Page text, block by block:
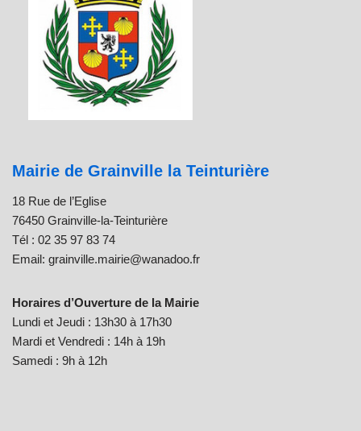
Mairie de Grainville la Teinturière
18 Rue de l’Eglise
76450 Grainville-la-Teinturière
Tél : 02 35 97 83 74
Email: grainville.mairie@wanadoo.fr
Horaires d’Ouverture de la Mairie
Lundi et Jeudi : 13h30 à 17h30
Mardi et Vendredi : 14h à 19h
Samedi : 9h à 12h